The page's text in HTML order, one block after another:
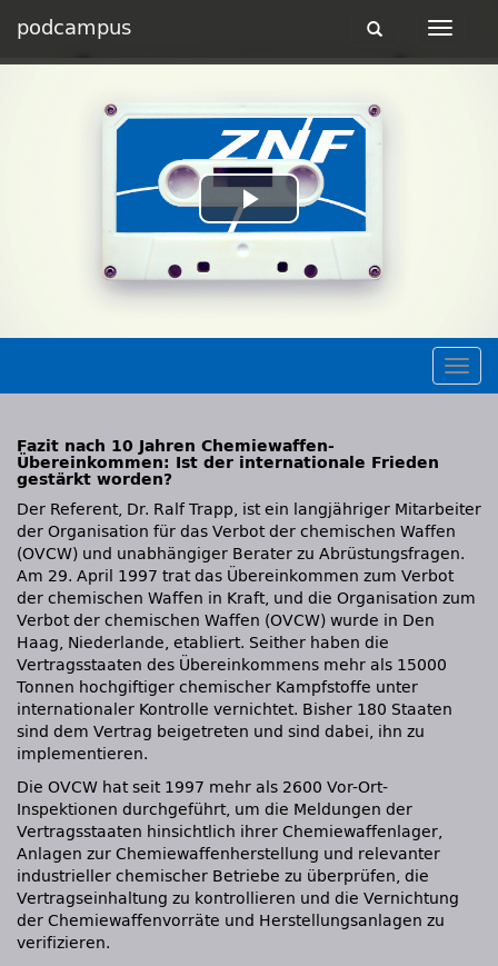
podcampus
Toggle
Toggle
Play
Video
Fazit nach 10 Jahren Chemiewaffen-
Übereinkommen: Ist der internationale Frieden
gestärkt worden?
Der Referent, Dr. Ralf Trapp, ist ein langjähriger Mitarbeiter
der Organisation für das Verbot der chemischen Waffen
(OVCW) und unabhängiger Berater zu Abrüstungsfragen.
Am 29. April 1997 trat das Übereinkommen zum Verbot
der chemischen Waffen in Kraft, und die Organisation zum
Verbot der chemischen Waffen (OVCW) wurde in Den
Haag, Niederlande, etabliert. Seither haben die
Vertragsstaaten des Übereinkommens mehr als 15000
Tonnen hochgiftiger chemischer Kampfstoffe unter
internationaler Kontrolle vernichtet. Bisher 180 Staaten
sind dem Vertrag beigetreten und sind dabei, ihn zu
implementieren.
Die OVCW hat seit 1997 mehr als 2600 Vor-Ort-
Inspektionen durchgeführt, um die Meldungen der
Vertragsstaaten hinsichtlich ihrer Chemiewaffenlager,
Anlagen zur Chemiewaffenherstellung und relevanter
industrieller chemischer Betriebe zu überprüfen, die
Vertragseinhaltung zu kontrollieren und die Vernichtung
der Chemiewaffenvorräte und Herstellungsanlagen zu
verifizieren.